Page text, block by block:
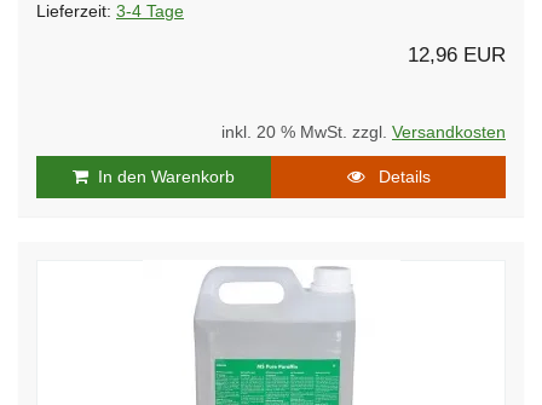
Lieferzeit: 3-4 Tage
12,96 EUR
inkl. 20 % MwSt. zzgl. Versandkosten
In den Warenkorb Details